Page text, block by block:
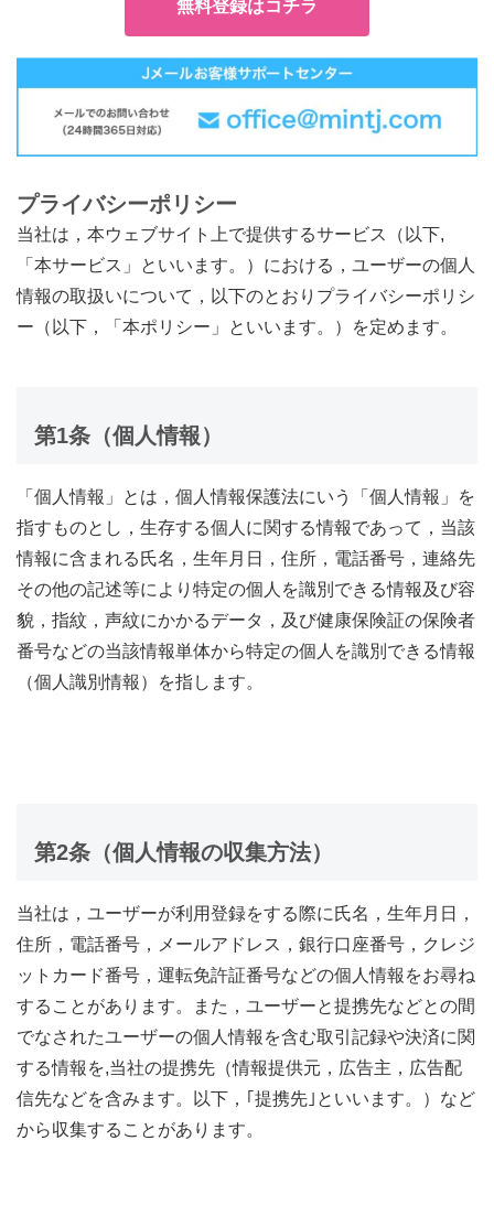
無料登録はコチラ
プライバシーポリシー
当社は，本ウェブサイト上で提供するサービス（以下,
「本サービス」といいます。）における，ユーザーの個人
情報の取扱いについて，以下のとおりプライバシーポリシ
ー（以下，「本ポリシー」といいます。）を定めます。
第1条（個人情報）
「個人情報」とは，個人情報保護法にいう「個人情報」を
指すものとし，生存する個人に関する情報であって，当該
情報に含まれる氏名，生年月日，住所，電話番号，連絡先
その他の記述等により特定の個人を識別できる情報及び容
貌，指紋，声紋にかかるデータ，及び健康保険証の保険者
番号などの当該情報単体から特定の個人を識別できる情報
（個人識別情報）を指します。
第2条（個人情報の収集方法）
当社は，ユーザーが利用登録をする際に氏名，生年月日，
住所，電話番号，メールアドレス，銀行口座番号，クレジ
ットカード番号，運転免許証番号などの個人情報をお尋ね
することがあります。また，ユーザーと提携先などとの間
でなされたユーザーの個人情報を含む取引記録や決済に関
する情報を,当社の提携先（情報提供元，広告主，広告配
信先などを含みます。以下，｢提携先｣といいます。）など
から収集することがあります。